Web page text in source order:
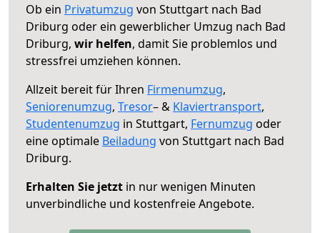
Ob ein Privatumzug von Stuttgart nach Bad
Driburg oder ein gewerblicher Umzug nach Bad
Driburg, wir helfen, damit Sie problemlos und
stressfrei umziehen können.
Allzeit bereit für Ihren Firmenumzug,
Seniorenumzug, Tresor– & Klaviertransport,
Studentenumzug in Stuttgart, Fernumzug oder
eine optimale Beiladung von Stuttgart nach Bad
Driburg.
Erhalten Sie jetzt in nur wenigen Minuten
unverbindliche und kostenfreie Angebote.